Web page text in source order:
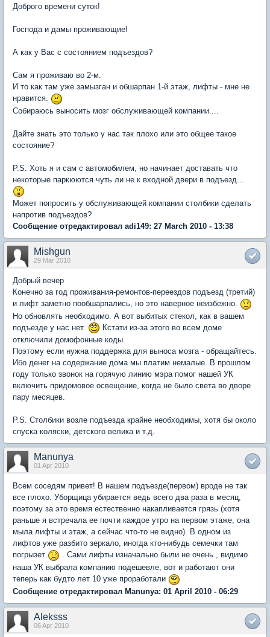
Доброго времени суток!
Господа и дамы проживающие!
А как у Вас с состоянием подъездов?
Сам я проживаю во 2-м.
И то как там уже замызган и обшарпан 1-й этаж, лифты - мне не
нравится.
Собираюсь выносить мозг обслуживающей компании....
Дайте знать это только у нас так плохо или это общее такое
состояние?
P.S. Хоть я и сам с автомобилем, но начинает доставать что
некоторые паркюются чуть ли не к входной двери в подъезд...
Может попросить у обслуживающей компании столбики сделать
напротив подъездов?
Сообщение отредактировал adi149: 27 March 2010 - 13:38
Mishgun
29 Mar 2010
Добрый вечер
Конечно за год проживания-ремонтов-переездов подъезд (третий)
и лифт заметно пообшарпались, но это наверное неизбежно.
Но обновлять необходимо. А вот выбитых стекол, как в вашем
подъезде у нас нет.
Кстати из-за этого во всем доме
отключили домофонные коды.
Поэтому если нужна поддержка для выноса мозга - обращайтесь.
Ибо денег на содержание дома мы платим немалые. В прошлом
году только звонок на горячую линию мэра помог нашей УК
включить придомовое освещение, когда не было света во дворе
пару месяцев.
P.S. Столбики возле подъезда крайне необходимы, хотя бы около
спуска коляски, детского велика и т.д.
Manunya
01 Apr 2010
Всем соседям привет! В нашем подъезде(первом) вроде не так
все плохо. Уборщица убирается ведь всего два раза в месяц,
поэтому за это время естественно накапливается грязь (хотя
раньше я встречала ее почти каждое утро на первом этаже, она
мыла лифты и этаж, а сейчас что-то не видно). В одном из
лифтов уже разбито зеркало, иногда кто-нибудь семечки там
погрызет
. Сами лифты изначально были не очень , видимо
наша УК выбрала компанию подешевле, вот и работают они
теперь как будто лет 10 уже проработали
Сообщение отредактировал Manunya: 01 April 2010 - 06:29
Aleksss
06 Apr 2010